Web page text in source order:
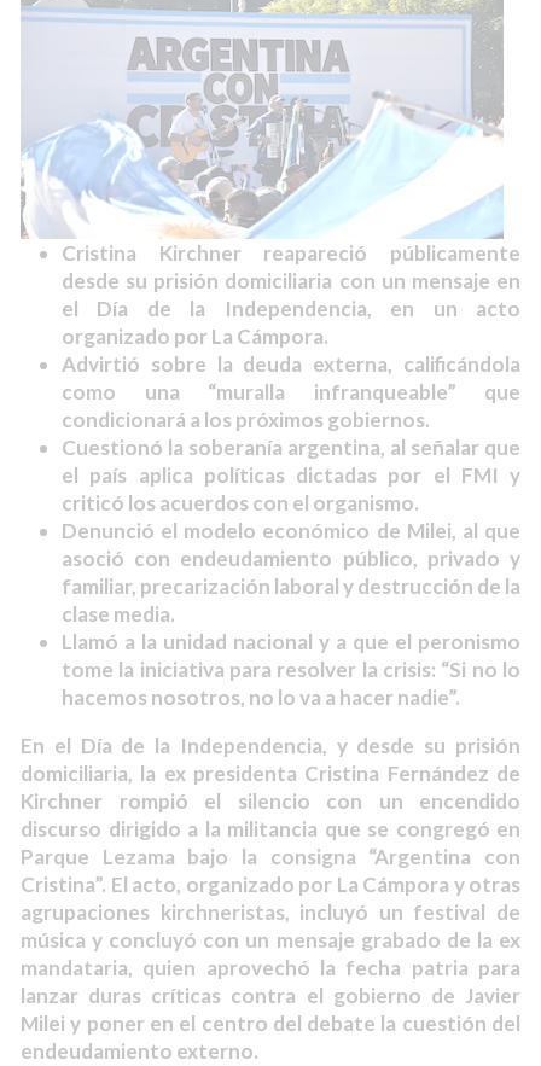
Cristina Kirchner reapareció públicamente
desde su prisión domiciliaria con un mensaje en
el Día de la Independencia, en un acto
organizado por La Cámpora.
Advirtió sobre la deuda externa, calificándola
como una “muralla infranqueable” que
condicionará a los próximos gobiernos.
Cuestionó la soberanía argentina, al señalar que
el país aplica políticas dictadas por el FMI y
criticó los acuerdos con el organismo.
Denunció el modelo económico de Milei, al que
asoció con endeudamiento público, privado y
familiar, precarización laboral y destrucción de la
clase media.
Llamó a la unidad nacional y a que el peronismo
tome la iniciativa para resolver la crisis: “Si no lo
hacemos nosotros, no lo va a hacer nadie”.
En el Día de la Independencia, y desde su prisión
domiciliaria, la ex presidenta Cristina Fernández de
Kirchner rompió el silencio con un encendido
discurso dirigido a la militancia que se congregó en
Parque Lezama bajo la consigna “Argentina con
Cristina”. El acto, organizado por La Cámpora y otras
agrupaciones kirchneristas, incluyó un festival de
música y concluyó con un mensaje grabado de la ex
mandataria, quien aprovechó la fecha patria para
lanzar duras críticas contra el gobierno de Javier
Milei y poner en el centro del debate la cuestión del
endeudamiento externo.